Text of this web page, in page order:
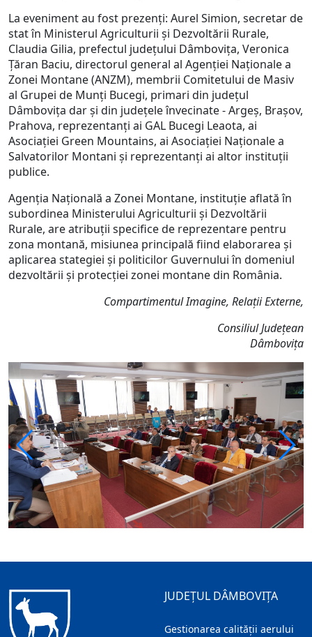
La eveniment au fost prezenți: Aurel Simion, secretar de
stat în Ministerul Agriculturii și Dezvoltării Rurale,
Claudia Gilia, prefectul județului Dâmbovița, Veronica
Țăran Baciu, directorul general al Agenției Naționale a
Zonei Montane (ANZM), membrii Comitetului de Masiv
al Grupei de Munți Bucegi, primari din județul
Dâmbovița dar și din județele învecinate - Argeș, Brașov,
Prahova, reprezentanți ai GAL Bucegi Leaota, ai
Asociației Green Mountains, ai Asociației Naționale a
Salvatorilor Montani și reprezentanți ai altor instituții
publice.
Agenția Națională a Zonei Montane, instituție aflată în
subordinea Ministerului Agriculturii și Dezvoltării
Rurale, are atribuții specifice de reprezentare pentru
zona montană, misiunea principală fiind elaborarea și
aplicarea stategiei și politicilor Guvernului în domeniul
dezvoltării și protecției zonei montane din România.
Compartimentul Imagine, Relații Externe,
Consiliul Județean
Dâmbovița
JUDEȚUL DÂMBOVIȚA
Gestionarea calității aerului